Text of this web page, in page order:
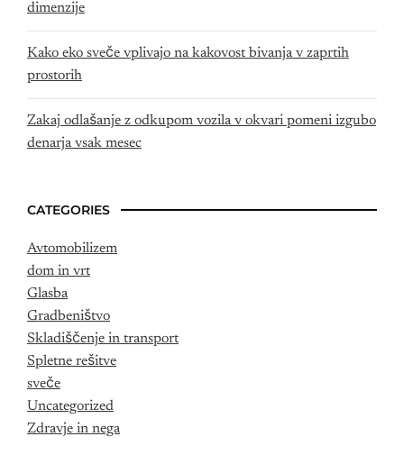
dimenzije
Kako eko sveče vplivajo na kakovost bivanja v zaprtih
prostorih
Zakaj odlašanje z odkupom vozila v okvari pomeni izgubo
denarja vsak mesec
CATEGORIES
Avtomobilizem
dom in vrt
Glasba
Gradbeništvo
Skladiščenje in transport
Spletne rešitve
sveče
Uncategorized
Zdravje in nega